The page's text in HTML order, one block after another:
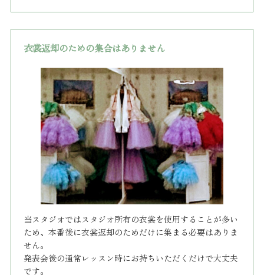
衣裳返却のための集合はありません
当スタジオではスタジオ所有の衣裳を使用することが多い
ため、本番後に衣裳返却のためだけに集まる必要はありま
せん。
発表会後の通常レッスン時にお持ちいただくだけで大丈夫
です。